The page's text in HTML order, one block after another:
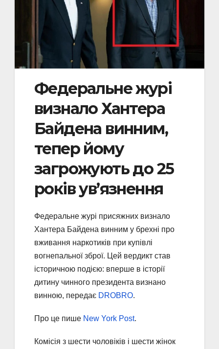
Федеральне журі
визнало Хантера
Байдена винним,
тепер йому
загрожують до 25
років ув’язнення
Федеральне журі присяжних визнало
Хантера Байдена винним у брехні про
вживання наркотиків при купівлі
вогнепальної зброї. Цей вердикт став
історичною подією: вперше в історії
дитину чинного президента визнано
винною, передає DROBRO.
Про це пише New York Post.
Комісія з шести чоловіків і шести жінок